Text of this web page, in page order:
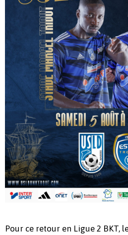
Pour ce retour en Ligue 2 BKT,